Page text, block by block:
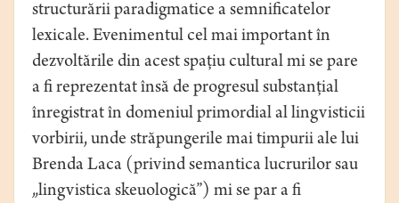
structurării paradigmatice a semnificatelor
lexicale. Evenimentul cel mai important în
dezvoltările din acest spaţiu cultural mi se pare
a fi reprezentat însă de progresul substanţial
înregistrat în domeniul primordial al lingvisticii
vorbirii, unde străpungerile mai timpurii ale lui
Brenda Laca (privind semantica lucrurilor sau
„lingvistica skeuologică”) mi se par a fi